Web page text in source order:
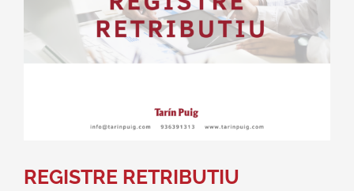
REGISTRE RETRIBUTIU